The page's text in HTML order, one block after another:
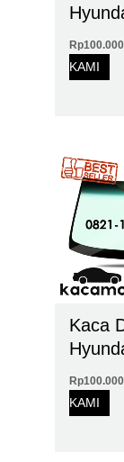
Rp100.000
KAMI
Kaca
Rp100.000
KAMI